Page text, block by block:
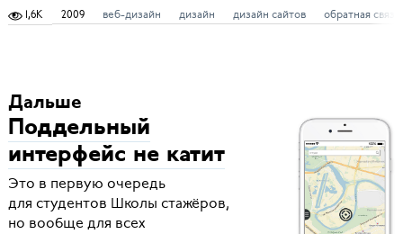
1,6K 2009 веб-дизайн дизайн дизайн сайтов обратная связь
Дальше
Поддельный
интерфейс не катит
Это в первую очередь
для студентов Школы стажёров,
но вообще для всех